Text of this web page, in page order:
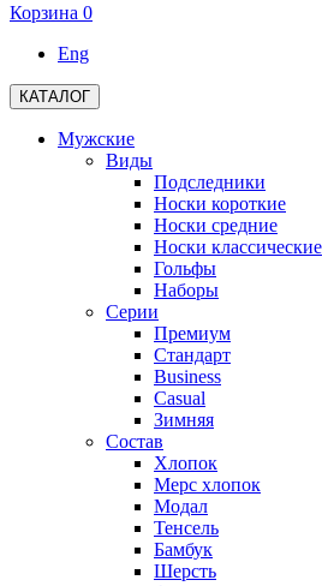
Корзина 0
Eng
КАТАЛОГ
Мужские
Виды
Подследники
Носки короткие
Носки средние
Носки классические
Гольфы
Наборы
Серии
Премиум
Стандарт
Business
Casual
Зимняя
Состав
Хлопок
Мерс хлопок
Модал
Тенсель
Бамбук
Шерсть